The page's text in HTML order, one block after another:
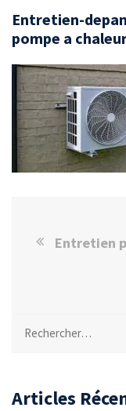
Entretien-
pompe a
Entretien
Rechercher :
Articles